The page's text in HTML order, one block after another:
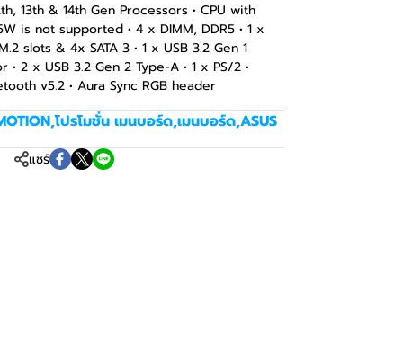
13th & 14th Gen Processors • CPU with
is not supported • 4 x DIMM, DDR5 • 1 x
slots & 4x SATA 3 • 1 x USB 3.2 Gen 1
2 x USB 3.2 Gen 2 Type-A • 1 x PS/2 •
v5.2 • Aura Sync RGB header
,โปรโมชั่น เมนบอร์ด,เมนบอร์ด,ASUS
แชร์